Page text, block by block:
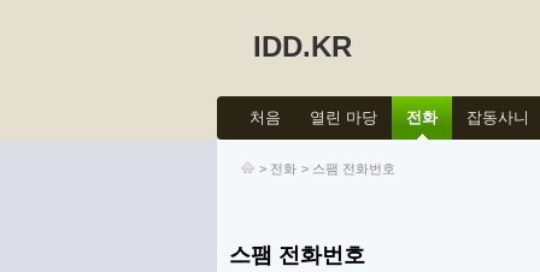
IDD.KR
처음 열린 마당 전화 잡동사니
> 전화 > 스팸 전화번호
스팸 전화번호